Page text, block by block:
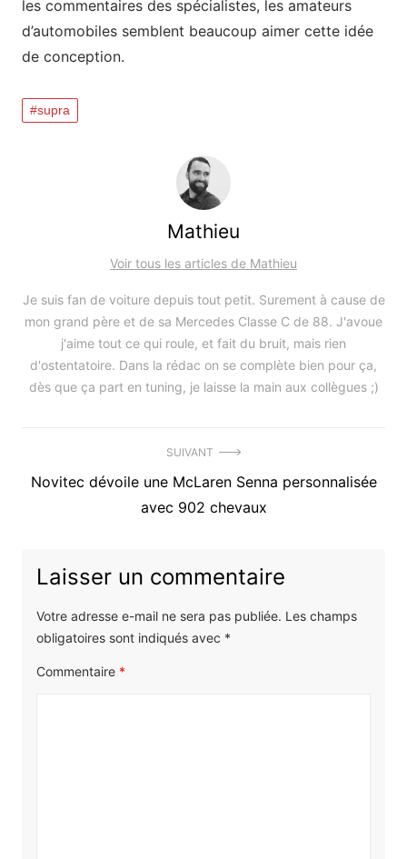
les commentaires des spécialistes, les amateurs
d’automobiles semblent beaucoup aimer cette idée
de conception.
supra
Mathieu
Voir tous les articles de Mathieu
Je suis fan de voiture depuis tout petit. Surement à cause de
mon grand père et de sa Mercedes Classe C de 88. J'avoue
j'aime tout ce qui roule, et fait du bruit, mais rien
d'ostentatoire. Dans la rédac on se complète bien pour ça,
dès que ça part en tuning, je laisse la main aux collègues ;)
de
SUIVANT
Article
Novitec dévoile une McLaren Senna personnalisée
avec 902 chevaux
Laisser un commentaire
Votre adresse e-mail ne sera pas publiée. Les champs
obligatoires sont indiqués avec *
Commentaire *